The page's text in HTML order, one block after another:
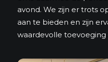
avond. We zijn er trots
aan te bieden en zijn
waardevolle toevoeging